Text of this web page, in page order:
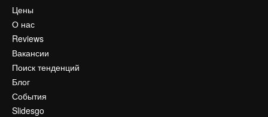
Цены
О нас
Reviews
Вакансии
Поиск тенденций
Блог
События
Slidesgo